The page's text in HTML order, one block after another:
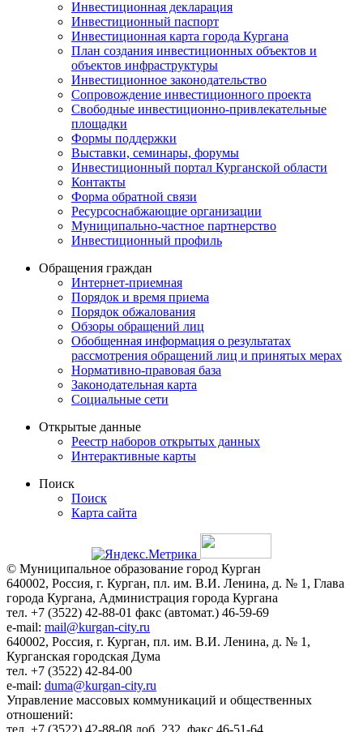
Инвестиционная декларация
Инвестиционный паспорт
Инвестиционная карта города Кургана
План создания инвестиционных объектов и
объектов инфраструктуры
Инвестиционное законодательство
Сопровождение инвестиционного проекта
Свободные инвестиционно-привлекательные
площадки
Формы поддержки
Выставки, семинары, форумы
Инвестиционный портал Курганской области
Контакты
Форма обратной связи
Ресурсоснабжающие организации
Муниципально-частное партнерство
Инвестиционный профиль
Обращения граждан
Интернет-приемная
Порядок и время приема
Порядок обжалования
Обзоры обращений лиц
Обобщенная информация о результатах
рассмотрения обращений лиц и принятых мерах
Нормативно-правовая база
Законодательная карта
Социальные сети
Открытые данные
Реестр наборов открытых данных
Интерактивные карты
Поиск
Поиск
Карта сайта
© Муниципальное образование город Курган
640002, Россия, г. Курган, пл. им. В.И. Ленина, д. № 1, Глава
города Кургана, Администрация города Кургана
тел. +7 (3522) 42-88-01 факс (автомат.) 46-59-69
e-mail: mail@kurgan-city.ru
640002, Россия, г. Курган, пл. им. В.И. Ленина, д. № 1,
Курганская городская Дума
тел. +7 (3522) 42-84-00
e-mail: duma@kurgan-city.ru
Управление массовых коммуникаций и общественных
отношений: